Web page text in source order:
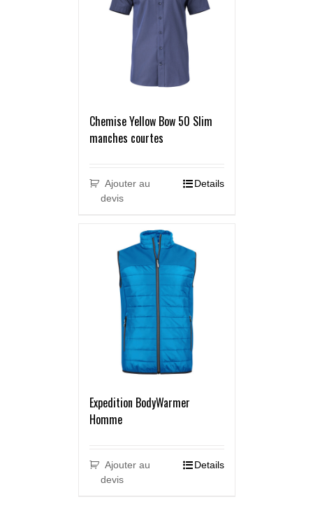
Chemise Yellow Bow 50 Slim
manches courtes
Ajouter au
devis
Details
Expedition BodyWarmer
Homme
Ajouter au
devis
Details